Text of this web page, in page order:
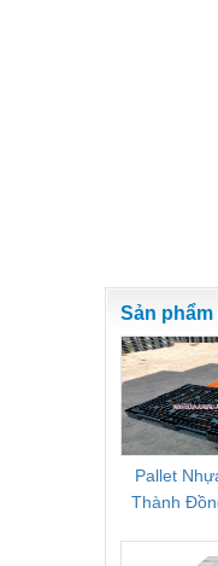
Sản phẩm
Pallet
Thành
Mới, Pallet